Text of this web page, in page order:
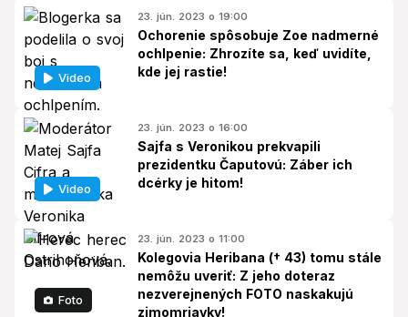
Video
23. jún. 2023 o 19:00
Ochorenie spôsobuje Zoe nadmerné
ochlpenie: Zhrozíte sa, keď uvidíte,
kde jej rastie!
Video
23. jún. 2023 o 16:00
Sajfa s Veronikou prekvapili
prezidentku Čaputovú: Záber ich
dcérky je hitom!
Foto
23. jún. 2023 o 11:00
Kolegovia Heribana († 43) tomu stále
nemôžu uveriť: Z jeho doteraz
nezverejnených FOTO naskakujú
zimomriavky!